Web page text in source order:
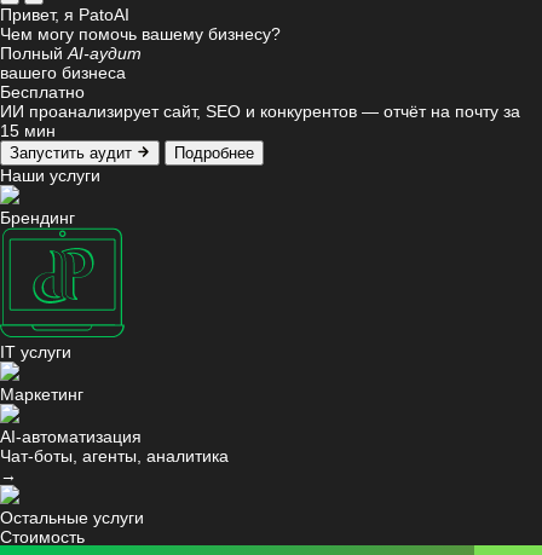
Привет, я PatoAI
Чем могу помочь вашему бизнесу?
Полный AI-аудит
вашего бизнеса
Бесплатно
ИИ проанализирует сайт, SEO и конкурентов — отчёт на почту за
15 мин
Запустить аудит Подробнее
Наши услуги
Брендинг
IT услуги
Маркетинг
AI-автоматизация
Чат-боты, агенты, аналитика
→
Остальные услуги
Стоимость